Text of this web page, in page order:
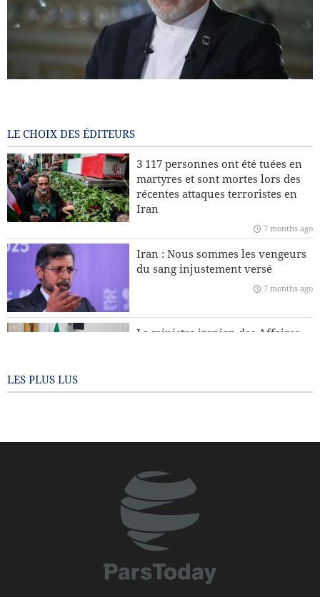
Pourquoi l’Iran insiste-t-il sur son droit à l’enrichissement
nucléaire à des fins civiles ?
Leader : La récente sédition était américaine et le président
américain en est le principal coupable
L’Europe fera-t-elle appel à l’Iran et au Yémen pour
protéger le Groenland face aux États-Unis ?
Téhéran dénonce les accusations de l’Argentine contre le
CGRI
LE CHOIX DES ÉDITEURS
3 117 personnes ont été tuées en
martyres et sont mortes lors des
récentes attaques terroristes en
Iran
7 months ago
Iran : Nous sommes les vengeurs
du sang injustement versé
7 months ago
Le ministre iranien des Affaires
LES PLUS LUS